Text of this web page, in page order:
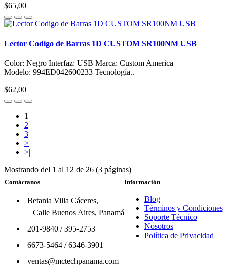
$65,00
Lector Codigo de Barras 1D CUSTOM SR100NM USB
Color: Negro Interfaz: USB Marca: Custom America
Modelo: 994ED042600233 Tecnología..
$62,00
1
2
3
>
>|
Mostrando del 1 al 12 de 26 (3 páginas)
Contáctanos
Betania Villa Cáceres,
Calle Buenos Aires, Panamá
201-9840/395-2753
6673-5464/6346-3901
ventas@mctechpanama.com
Información
Blog
Términos y Condiciones
Soporte Técnico
Nosotros
Política de Privacidad